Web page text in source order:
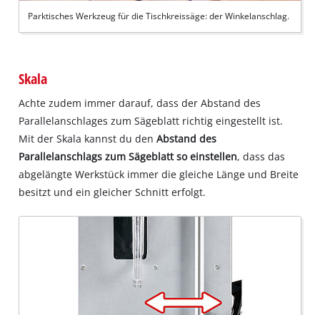
Parktisches Werkzeug für die Tischkreissäge: der Winkelanschlag.
Skala
Achte zudem immer darauf, dass der Abstand des
Parallelanschlages zum Sägeblatt richtig eingestellt ist.
Mit der Skala kannst du denAbstand des
Parallelanschlags zum Sägeblatt so einstellen, dass das
abgelängte Werkstück immer die gleiche Länge und Breite
besitzt und ein gleicher Schnitt erfolgt.